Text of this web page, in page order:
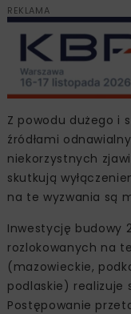
REKLAMA
Z powodu dużego i
źródłami
niekorzystnych
skutkują
na te wyzwania są
Inwestycję budowy
rozlokowanych na
(mazowieckie,
podlaskie) realizuje
Postępowanie